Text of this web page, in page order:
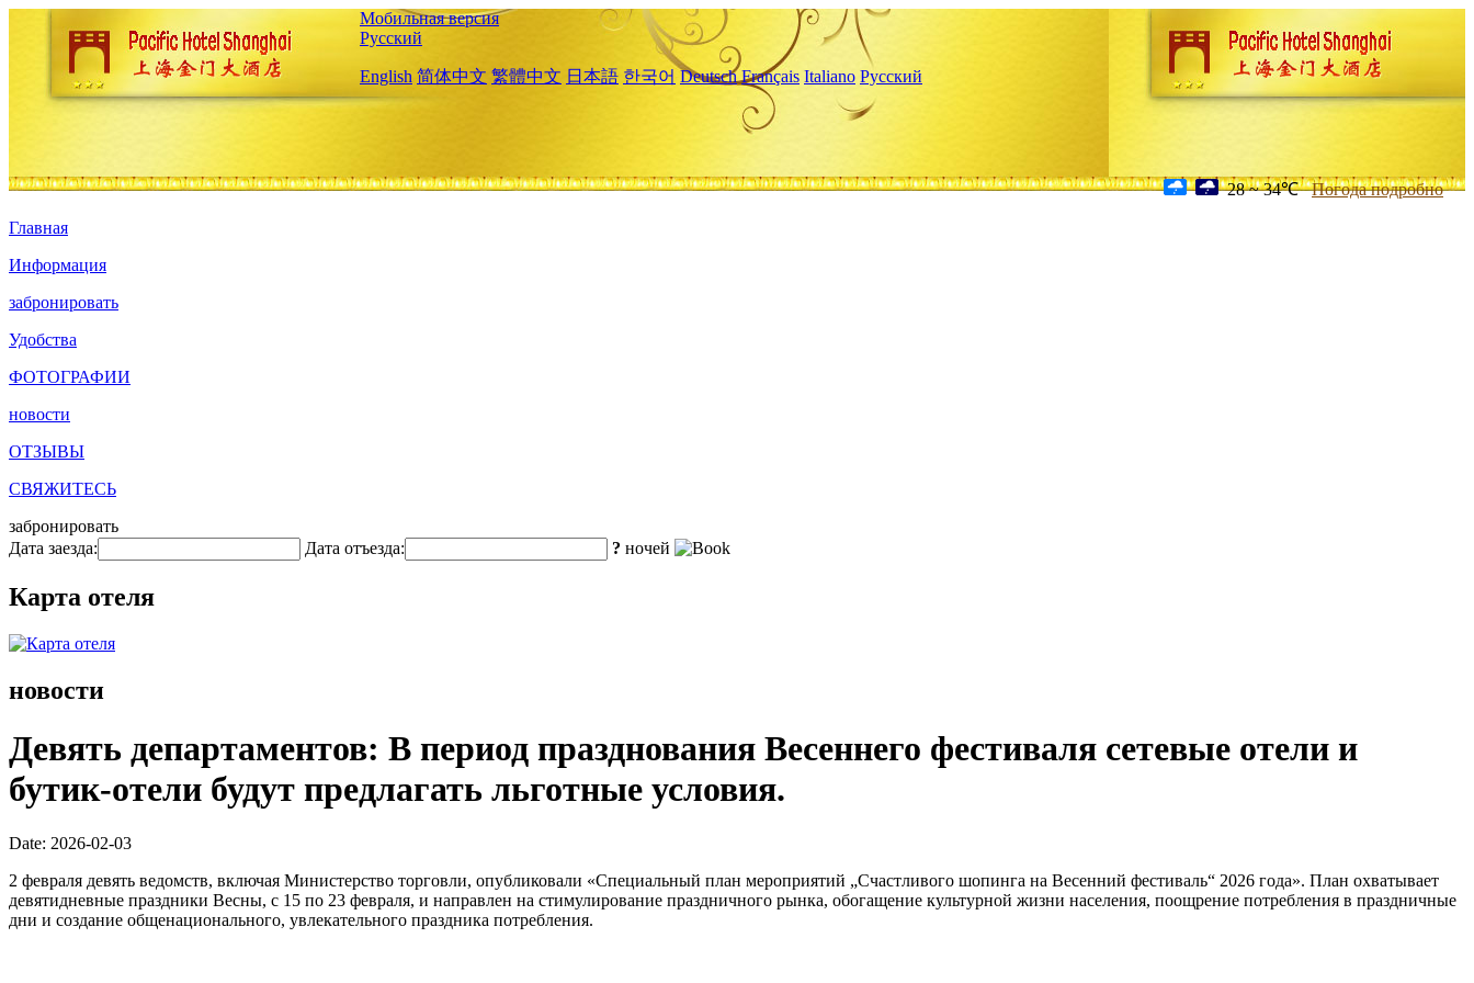
Мобильная версия
Русский
English 简体中文 繁體中文 日本語 한국어 Deutsch Français Italiano Русский
28 ~ 34℃ Погода подробно
Главная
Информация
забронировать
Удобства
ФОТОГРАФИИ
новости
ОТЗЫВЫ
СВЯЖИТЕСЬ
забронировать
Дата заезда:
Дата отъезда: ? ночей
Карта отеля
новости
Девять департаментов: В период празднования Весеннего фестиваля сетевые отели и
бутик-отели будут предлагать льготные условия.
Date: 2026-02-03
2 февраля девять ведомств, включая Министерство торговли, опубликовали «Специальный план мероприятий „Счастливого шопинга на Весенний фестиваль“ 2026 года». План охватывает
девятидневные праздники Весны, с 15 по 23 февраля, и направлен на стимулирование праздничного рынка, обогащение культурной жизни населения, поощрение потребления в праздничные
дни и создание общенационального, увлекательного праздника потребления.